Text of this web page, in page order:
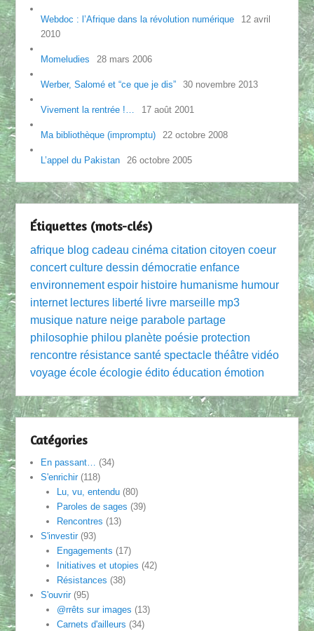
Webdoc : l’Afrique dans la révolution numérique
12 avril
2010
Momeludies 28 mars 2006
Werber, Salomé et “ce que je dis” 30 novembre 2013
Vivement la rentrée !… 17 août 2001
Ma bibliothèque (impromptu) 22 octobre 2008
L’appel du Pakistan 26 octobre 2005
Étiquettes (mots-clés)
afrique blog cadeau cinéma citation citoyen coeur
concert culture dessin démocratie enfance
environnement espoir histoire humanisme humour
internet lectures liberté livre marseille mp3
musique nature neige parabole partage
philosophie philou planète poésie protection
rencontre résistance santé spectacle théâtre vidéo
voyage école écologie édito éducation émotion
Catégories
En passant… (34)
S'enrichir(118)
Lu, vu, entendu(80)
Paroles de sages (39)
Rencontres (13)
S'investir(93)
Engagements (17)
Initiatives et utopies (42)
Résistances (38)
S'ouvrir(95)
@rrêts sur images (13)
Carnets d'ailleurs (34)